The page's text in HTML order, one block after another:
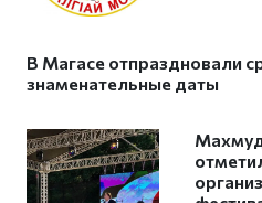
В Магасе отпраздновали
знаменательные даты